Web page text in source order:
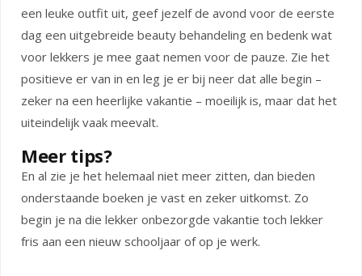
een leuke outfit uit, geef jezelf de avond voor de eerste
dag een uitgebreide beauty behandeling en bedenk wat
voor lekkers je mee gaat nemen voor de pauze. Zie het
positieve er van in en leg je er bij neer dat alle begin –
zeker na een heerlijke vakantie – moeilijk is, maar dat het
uiteindelijk vaak meevalt.
Meer tips?
En al zie je het helemaal niet meer zitten, dan bieden
onderstaande boeken je vast en zeker uitkomst. Zo
begin je na die lekker onbezorgde vakantie toch lekker
fris aan een nieuw schooljaar of op je werk.